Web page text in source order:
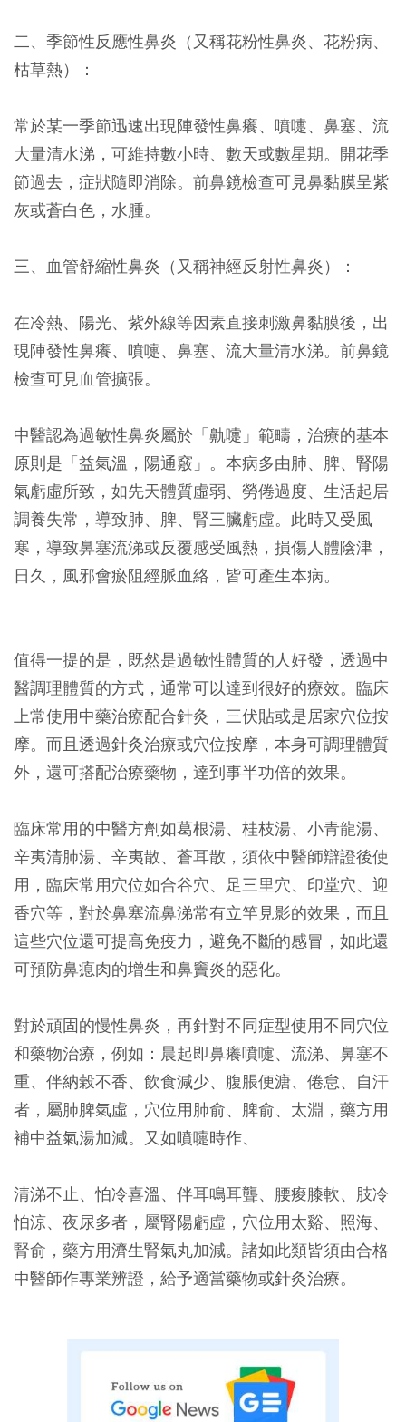
二、季節性反應性鼻炎（又稱花粉性鼻炎、花粉病、
枯草熱）：
常於某一季節迅速出現陣發性鼻癢、噴嚏、鼻塞、流
大量清水涕，可維持數小時、數天或數星期。開花季
節過去，症狀隨即消除。前鼻鏡檢查可見鼻黏膜呈紫
灰或蒼白色，水腫。
三、血管舒縮性鼻炎（又稱神經反射性鼻炎）：
在冷熱、陽光、紫外線等因素直接刺激鼻黏膜後，出
現陣發性鼻癢、噴嚏、鼻塞、流大量清水涕。前鼻鏡
檢查可見血管擴張。
中醫認為過敏性鼻炎屬於「鼽嚏」範疇，治療的基本
原則是「益氣溫，陽通竅」。本病多由肺、脾、腎陽
氣虧虛所致，如先天體質虛弱、勞倦過度、生活起居
調養失常，導致肺、脾、腎三臟虧虛。此時又受風
寒，導致鼻塞流涕或反覆感受風熱，損傷人體陰津，
日久，風邪會瘀阻經脈血絡，皆可產生本病。
值得一提的是，既然是過敏性體質的人好發，透過中
醫調理體質的方式，通常可以達到很好的療效。臨床
上常使用中藥治療配合針灸，三伏貼或是居家穴位按
摩。而且透過針灸治療或穴位按摩，本身可調理體質
外，還可搭配治療藥物，達到事半功倍的效果。
臨床常用的中醫方劑如葛根湯、桂枝湯、小青龍湯、
辛夷清肺湯、辛夷散、蒼耳散，須依中醫師辯證後使
用，臨床常用穴位如合谷穴、足三里穴、印堂穴、迎
香穴等，對於鼻塞流鼻涕常有立竿見影的效果，而且
這些穴位還可提高免疫力，避免不斷的感冒，如此還
可預防鼻瘜肉的增生和鼻竇炎的惡化。
對於頑固的慢性鼻炎，再針對不同症型使用不同穴位
和藥物治療，例如：晨起即鼻癢噴嚏、流涕、鼻塞不
重、伴納榖不香、飲食減少、腹脹便溏、倦怠、自汗
者，屬肺脾氣虛，穴位用肺俞、脾俞、太淵，藥方用
補中益氣湯加減。又如噴嚏時作、
清涕不止、怕冷喜溫、伴耳鳴耳聾、腰痠膝軟、肢冷
怕涼、夜尿多者，屬腎陽虧虛，穴位用太谿、照海、
腎俞，藥方用濟生腎氣丸加減。諸如此類皆須由合格
中醫師作專業辨證，給予適當藥物或針灸治療。